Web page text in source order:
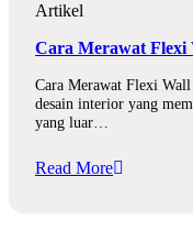
Artikel
Cara Merawat Flexi
Cara Merawat Flexi
desain interior yang
yang luar…
Read More